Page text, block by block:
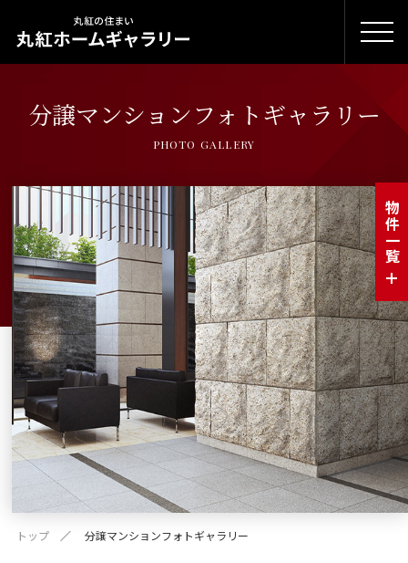
分譲マンションフォトギャラリー
PHOTO GALLERY
トップ 分譲マンションフォトギャラリー
物件一覧